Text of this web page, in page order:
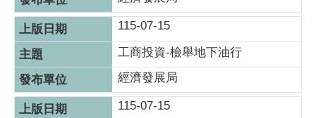
115-07-15
工商投資-檢舉地下油行
經濟發展局
115-07-15